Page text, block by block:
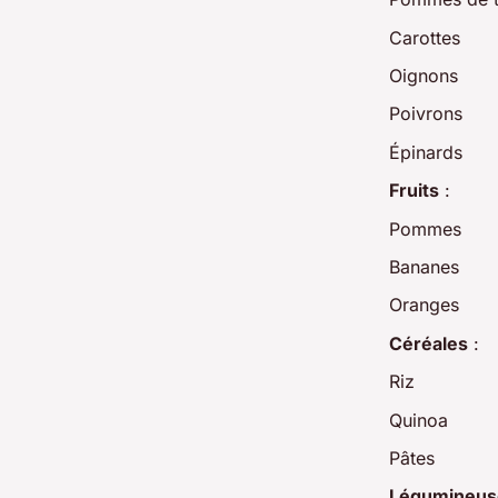
Carottes
Oignons
Poivrons
Épinards
Fruits :
Pommes
Bananes
Oranges
Céréales :
Riz
Quinoa
Pâtes